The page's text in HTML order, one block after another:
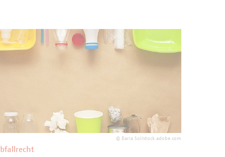
im europäischen
© Daria Sol/stock.adobe.com